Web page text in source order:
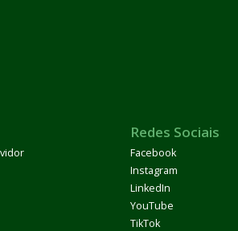
Redes Sociais
Facebook
Instagram
LinkedIn
YouTube
TikTok